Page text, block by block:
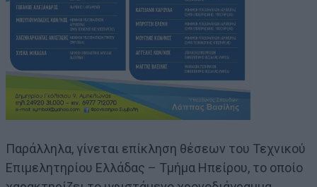
Παράλληλα, γίνεται επίκληση θέσεων του Τεχνικού
Επιμελητηρίου Ελλάδας – Τμήμα Ηπείρου, το οποίο